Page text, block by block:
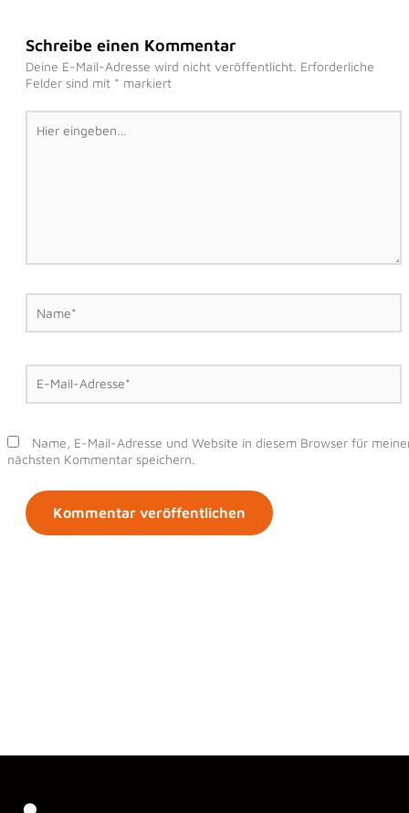
Schreibe einen Kommentar
Deine E-Mail-Adresse wird nicht veröffentlicht. Erforderliche
Felder sind mit * markiert
eingeben…
E-
Mail-
Adresse*
Name, E-Mail-Adresse und Website in diesem Browser für
nächsten Kommentar speichern.